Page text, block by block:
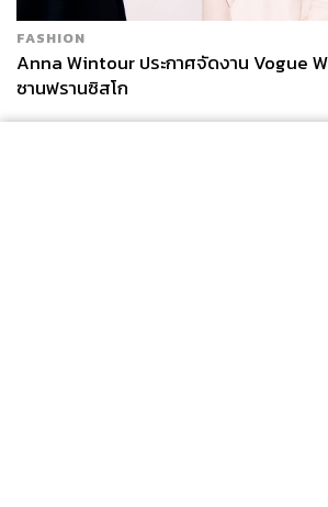
FASHION
Anna Wintour ประกาศจัดงาน Vogue
ซานฟรานซิสโก